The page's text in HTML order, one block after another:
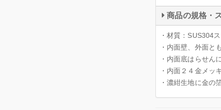
商品の規格・
・材質：SUS304
・内面壁、外面と
・内面底はらせん
・内面２４金メッ
・濃紺生地に金の